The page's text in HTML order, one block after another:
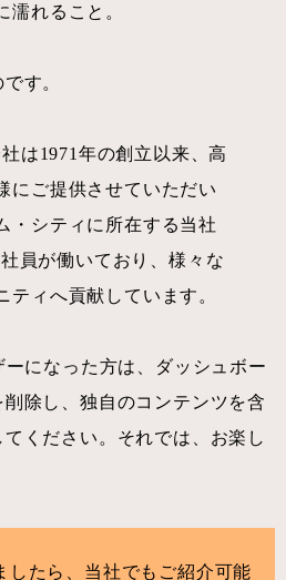
濡れること。
す。
は1971年の創立以来、高
にご提供させていただい
・シティに所在する当社
員が働いており、様々な
ティへ貢献しています。
になった方は、
ダッシュボー
除し、独自のコンテンツを含
ください。それでは、お楽し
したら、当社でもご紹介可能